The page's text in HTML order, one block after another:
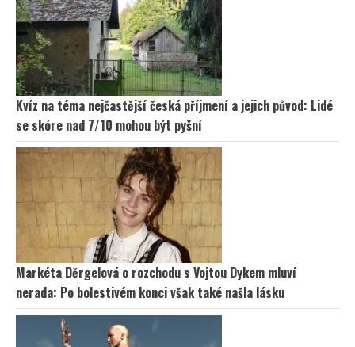
Kvíz na téma nejčastější česká příjmení a jejich původ: Lidé
se skóre nad 7/10 mohou být pyšní
Markéta Děrgelová o rozchodu s Vojtou Dykem mluví
nerada: Po bolestivém konci však také našla lásku